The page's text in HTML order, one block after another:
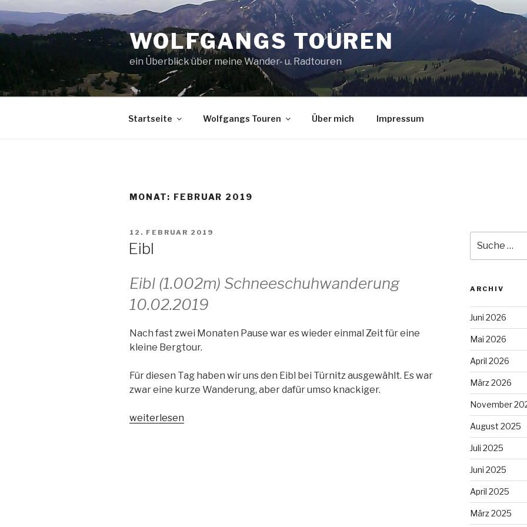
Inhalt
springen
WOLFGANGS TOUREN
ein Überblick über meine Wander- u. Radtouren
Startseite Wolfgangs Touren Über mich Impressum
MONAT: FEBRUAR 2019
VERÖFFENTLICHT
12. FEBRUAR 2019
Eibl
Eibl (1.002m) Schneeschuhwanderung
10.02.2019
Nach fast zwei Monaten Pause war es wieder einmal Zeit für eine
kleine Bergtour.
Für diesen Tag haben wir uns den Eibl bei Türnitz ausgewählt. Es war
zwar eine kurze Wanderung, aber dafür umso knackiger.
„Eibl“
weiterlesen
nach:
ARCHIV
Juni 2026
Mai 2026
April 2026
März 2026
November
August 2025
Juli 2025
Juni 2025
April 2025
März 2025